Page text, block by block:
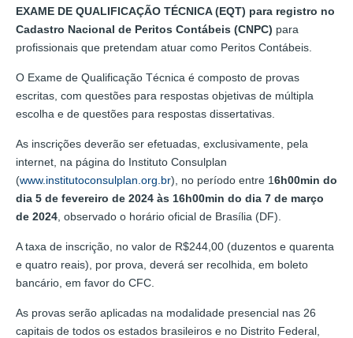
EXAME DE QUALIFICAÇÃO TÉCNICA (EQT) para registro no
Cadastro Nacional de Peritos Contábeis (CNPC) para
profissionais que pretendam atuar como Peritos Contábeis.
O Exame de Qualificação Técnica é composto de provas
escritas, com questões para respostas objetivas de múltipla
escolha e de questões para respostas dissertativas.
As inscrições deverão ser efetuadas, exclusivamente, pela
internet, na página do Instituto Consulplan
(www.institutoconsulplan.org.br), no período entre 16h00min do
dia 5 de fevereiro de 2024 às 16h00min do dia 7 de março
de 2024 , observado o horário oficial de Brasília (DF).
A taxa de inscrição, no valor de R$244,00 (duzentos e quarenta
e quatro reais), por prova, deverá ser recolhida, em boleto
bancário, em favor do CFC.
As provas serão aplicadas na modalidade presencial nas 26
capitais de todos os estados brasileiros e no Distrito Federal,